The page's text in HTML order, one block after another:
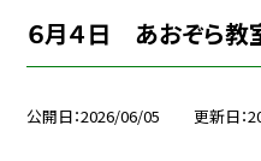
６月４日 あおぞら
公開日 2026/06/05 更新日